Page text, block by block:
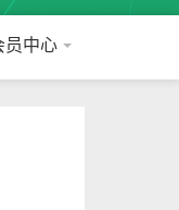
员中心